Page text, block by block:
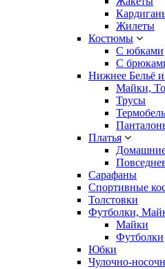
Жилеты
Костюмы
С юбками
С
Нижнее Бельё
Майки,
Трусы
Платья
Сарафаны
Спортивные
Толстовки
Футболки,
Майки
Футболки
Юбки
Чулочно-